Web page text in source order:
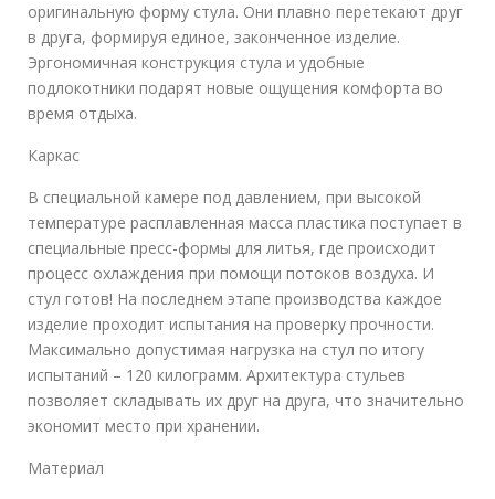
оригинальную форму стула. Они плавно перетекают друг
в друга, формируя единое, законченное изделие.
Эргономичная конструкция стула и удобные
подлокотники подарят новые ощущения комфорта во
время отдыха.
Каркас
В специальной камере под давлением, при высокой
температуре расплавленная масса пластика поступает в
специальные пресс-формы для литья, где происходит
процесс охлаждения при помощи потоков воздуха. И
стул готов! На последнем этапе производства каждое
изделие проходит испытания на проверку прочности.
Максимально допустимая нагрузка на стул по итогу
испытаний – 120 килограмм. Архитектура стульев
позволяет складывать их друг на друга, что значительно
экономит место при хранении.
Материал